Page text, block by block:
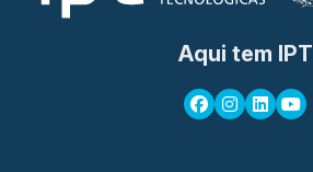
Aqui tem IPT